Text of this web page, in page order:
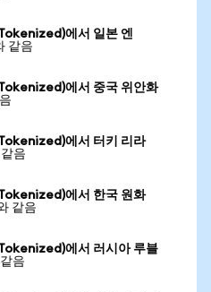
에서 일본 엔
같음
에서 중국 위안화
에서 터키 리라
음
에서 한국 원화
같음
에서 러시아 루블
음